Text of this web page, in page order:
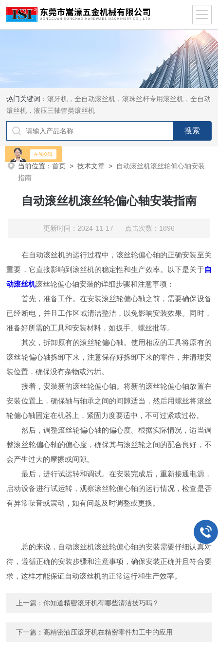
热门关键词：滚牙机，全自动滚丝机，滚珠丝杆专用滚丝机，全自动
滚丝机，液压三轴管类滚丝机
当前位置：首页 >技术文章 > 自动滚丝机滚丝轮偏心轴安装
指南
自动滚丝机滚丝轮偏心轴安装指南
更新时间：2024-11-17 点击次数：1896
在自动滚丝机的运行过程中，滚丝轮偏心轴的正确安装至关
重要，它直接影响到滚丝机的稳定性和生产效率。以下是关于自
动滚丝机滚丝轮偏心轴安装的详细步骤和注意事项：
首先，准备工作。在安装滚丝轮偏心轴之前，需要确保设备
已经断电，并且工作区域清洁整洁，以免影响安装效果。同时，
准备好所需的工具和安装材料，如扳手、螺丝批等。
其次，拆卸原有的滚丝轮偏心轴。使用相应的工具将原有的
滚丝轮偏心轴拆卸下来，注意保存好拆卸下来的零件，并清理安
装位置，确保没有杂物或污垢。
接着，安装新的滚丝轮偏心轴。将新的滚丝轮偏心轴放置在
安装位置上，确保轴与轴承之间的间隙适当，然后用螺丝将滚丝
轮偏心轴固定在机器上，紧固力度要适中，不可过紧或过松。
然后，调整滚丝轮偏心轴的偏心度。根据实际情况，适当调
整滚丝轮偏心轴的偏心度，确保其与滚丝轮之间的配合良好，不
会产生过大的摩擦或间隙。
最后，进行试运转和调试。在安装完成后，重新接通电源，
启动设备进行试运转，观察滚丝轮偏心轴的运行情况，检查是否
有异常噪音或震动，如有问题及时调整或更换。
总的来说，自动滚丝机滚丝轮偏心轴的安装需要仔细认真对
待，遵循正确的安装步骤和注意事项，确保安装正确并且符合要
求，这样才能保证自动滚丝机的正常运行和生产效率。
上一篇：你知道精密滚牙机有哪些清洁技巧吗？
下一篇：高精密油压滚牙机在精密零件加工中的应用